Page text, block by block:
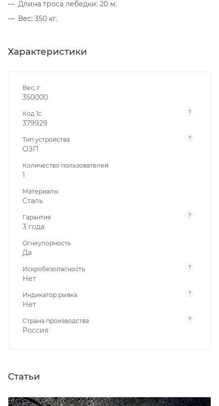
Длина троса лебедки: 20 м.
Вес: 350 кг.
Характеристики
Вес, г
350000
Код 1с ?
379929
Тип устройства ?
ОЗП
Количество пользователей
1
Материалы
Сталь
Гарантия ?
3 года
Огнеупорность
Да
Искробезопасность ?
Нет
Индикатор рывка ?
Нет
Страна производства ?
Россия
Статьи